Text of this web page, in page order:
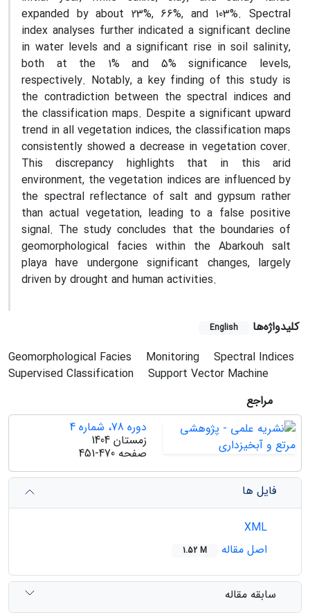
expanded by about 23%, 66%, and 103%. Spectral
index analyses further indicated a significant decline
in water levels and a significant rise in soil salinity,
both at the 1% and 5% significance levels,
respectively. Notably, a key finding of this study is
the contradiction between the spectral indices and
the classification maps. Despite a significant upward
trend in all vegetation indices, the classification maps
consistently showed a decrease in vegetation cover.
This discrepancy highlights that in this arid
environment, the vegetation indices are influenced by
the spectral reflectance of salt and gypsum rather
than actual vegetation, leading to a false positive
signal. The study concludes that the boundaries of
geomorphological facies within the Abarkouh salt
playa have undergone significant changes, largely
driven by drought and human activities.
کلیدواژه‌ها English
Geomorphological Facies Monitoring
Spectral Indices
Supervised Classification
Support Vector Machine
مراجع
دوره 78، شماره 4
زمستان 1404
صفحه 451-470
فایل ها
اصل مقاله
1.52 M
سابقه مقاله